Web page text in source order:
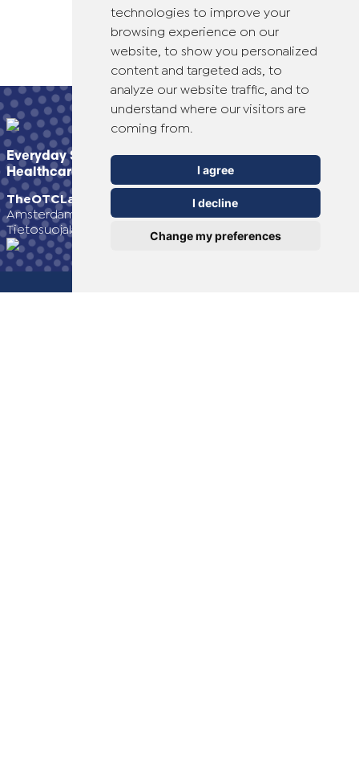
technologies to improve your
browsing experience on our
website, to show you personalized
content and targeted ads, to
analyze our website traffic, and to
understand where our visitors are
coming from.
I agree
I decline
Change my preferences
© Copyright 2026 TheOTCLab B.V.> Tietosuojalausunto
Everyday Smart
Healthcare Solutions
TheOTCLab B.V.
Fred. Roeskestraat 115, 1076 EE
Amsterdam, The Netherlands
Tietosuojalausunto
www.theotclab.com